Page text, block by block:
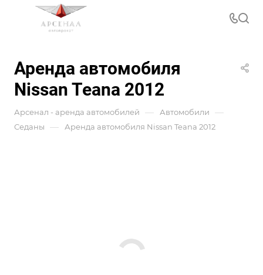
Аренда автомобиля
Nissan Teana 2012
Арсенал - аренда автомобилей — Автомобили —
Седаны — Аренда автомобиля Nissan Teana 2012